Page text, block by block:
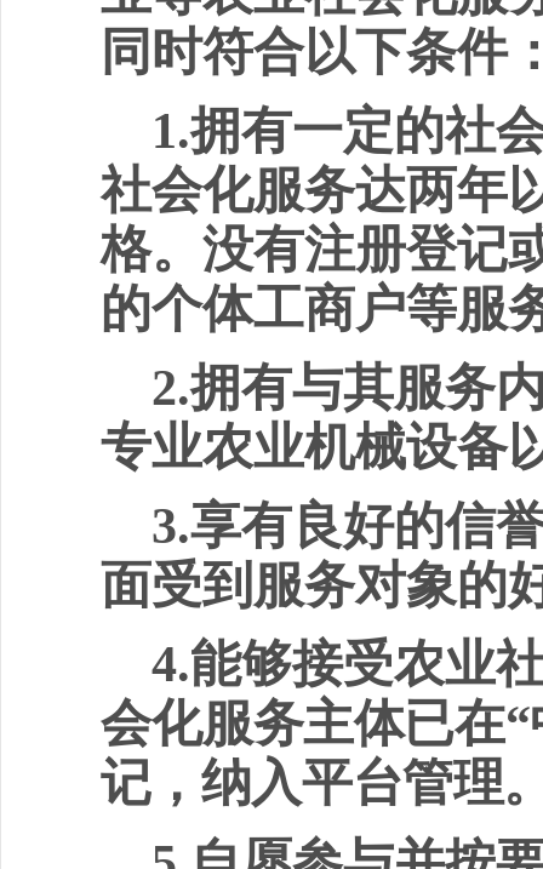
同时符合以下条件
1.拥有一定的社
社会化服务达两年
格。没有注册登记
的个体工商户等服
2.拥有与其服务
专业农业机械设备
3.享有良好的信
面受到服务对象的
4.能够接受农业
会化服务主体已在“
记，纳入平台管理